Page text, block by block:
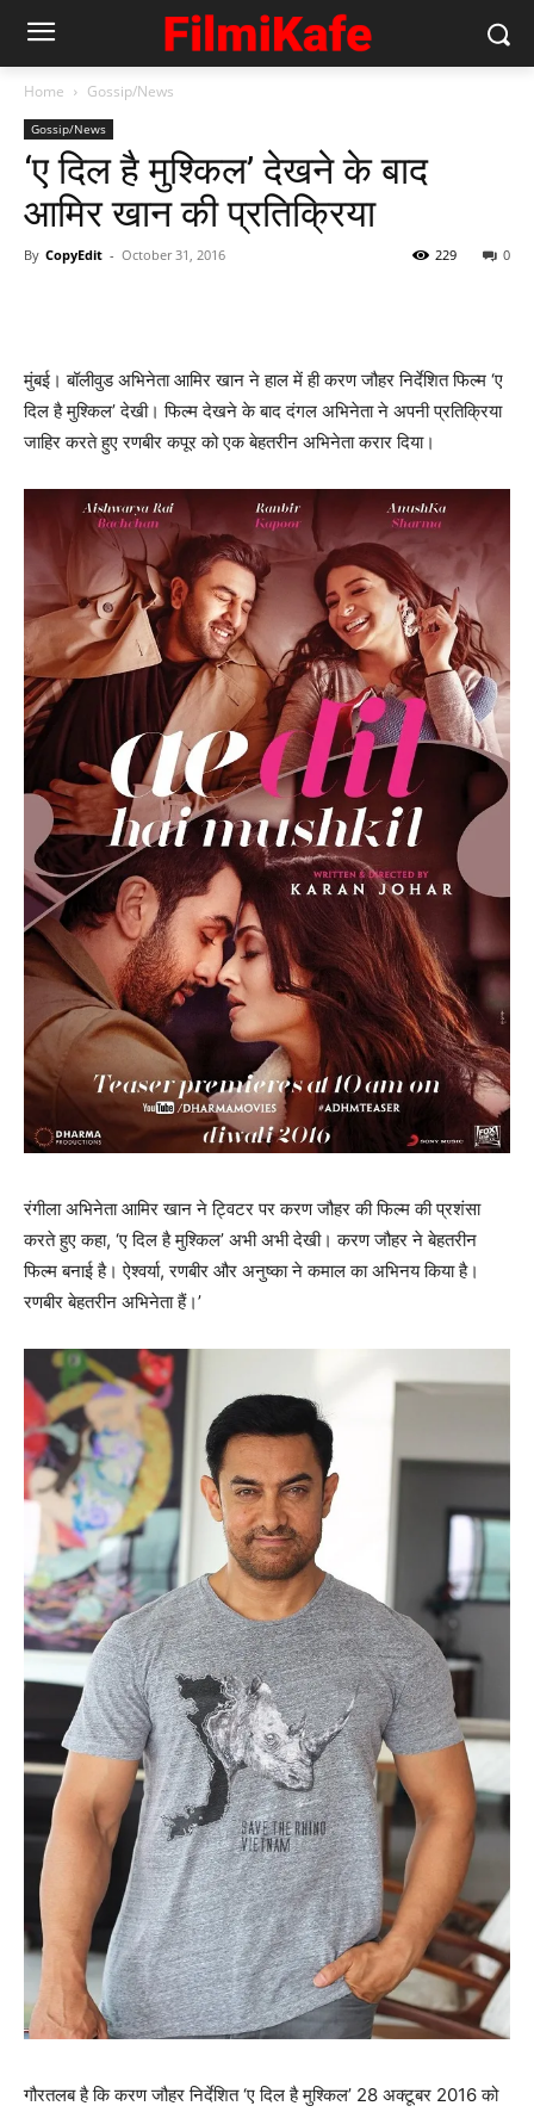
Home Gossip/News
Gossip/News
‘ए दिल है मुश्‍किल’ देखने के बाद
आमिर खान की प्रतिक्रिया
By CopyEdit - October 31, 2016 0
229
मुंबई। बॉलीवुड अभिनेता आमिर खान ने हाल में ही करण जौहर निर्देशित फिल्म ‘ए
दिल है मुश्किल’ देखी। फिल्‍म देखने के बाद दंगल अभिनेता ने अपनी प्रतिक्रिया
जाहिर करते हुए रणबीर कपूर को एक बेहतरीन अभिनेता करार दिया।
रंगीला अभिनेता आमिर खान ने ट्विटर पर करण जौहर की फिल्म की प्रशंसा
करते हुए कहा, ‘ए दिल है मुश्‍किल’ अभी अभी देखी। करण जौहर ने बेहतरीन
फिल्म बनाई है। ऐश्वर्या, रणबीर और अनुष्का ने कमाल का अभिनय किया है।
रणबीर बेहतरीन अभिनेता हैं।’
गौरतलब है कि करण जौहर निर्देशित ‘ए दिल है मुश्किल’ 28 अक्‍टूबर 2016 को